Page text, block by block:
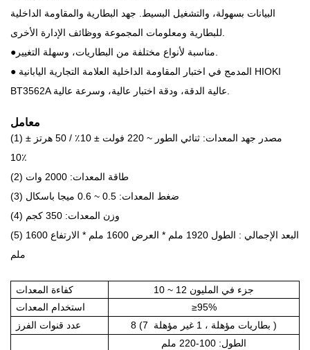
البيانات بسهولة، والتشغيل البسيط. جهد البطارية والمقاومة الداخلية
● المدمج في اختبار المقاومة الداخلية العلامة التجارية اليابانية HIOKI
معامل
(1) مصدر جهد المعدات: ثنائي الطور ~ 220 فولت ± 10٪ / 50 هرتز ±
10٪
(2) طاقة المعدات: 2000 وات
(3) ضغط المعدات: 0.5 ~ 0.6 ميجا باسكال
(4) وزن المعدات: 350 كجم
(5) البعد الإجمالي : الطول 1920 ملم * العرض 1600 ملم * الارتفاع 1600
ملم
كفاءة المعدات
10 ~ 12 جزء في المليون
استخدام المعدات
≥95%
عدد قنوات الفرز
8 (7 بطاريات مؤهلة ، 1 غير مؤهلة
)
الطول: 100-220 ملم